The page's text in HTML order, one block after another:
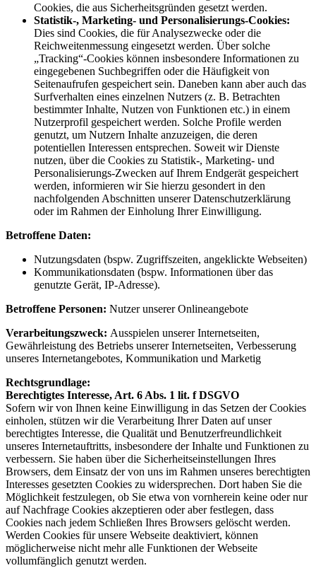
Cookies, die aus Sicherheitsgründen gesetzt werden.
Statistik-, Marketing- und Personalisierungs-Cookies:
Dies sind Cookies, die für Analysezwecke oder die
Reichweitenmessung eingesetzt werden. Über solche
„Tracking“-Cookies können insbesondere Informationen zu
eingegebenen Suchbegriffen oder die Häufigkeit von
Seitenaufrufen gespeichert sein. Daneben kann aber auch das
Surfverhalten eines einzelnen Nutzers (z. B. Betrachten
bestimmter Inhalte, Nutzen von Funktionen etc.) in einem
Nutzerprofil gespeichert werden. Solche Profile werden
genutzt, um Nutzern Inhalte anzuzeigen, die deren
potentiellen Interessen entsprechen. Soweit wir Dienste
nutzen, über die Cookies zu Statistik-, Marketing- und
Personalisierungs-Zwecken auf Ihrem Endgerät gespeichert
werden, informieren wir Sie hierzu gesondert in den
nachfolgenden Abschnitten unserer Datenschutzerklärung
oder im Rahmen der Einholung Ihrer Einwilligung.
Betroffene Daten:
Nutzungsdaten (bspw. Zugriffszeiten, angeklickte Webseiten)
Kommunikationsdaten (bspw. Informationen über das
genutzte Gerät, IP-Adresse).
Betroffene Personen: Nutzer unserer Onlineangebote
Verarbeitungszweck: Ausspielen unserer Internetseiten,
Gewährleistung des Betriebs unserer Internetseiten, Verbesserung
unseres Internetangebotes, Kommunikation und Marketig
Rechtsgrundlage:
Berechtigtes Interesse, Art. 6 Abs. 1 lit. f DSGVO
Sofern wir von Ihnen keine Einwilligung in das Setzen der Cookies
einholen, stützen wir die Verarbeitung Ihrer Daten auf unser
berechtigtes Interesse, die Qualität und Benutzerfreundlichkeit
unseres Internetauftritts, insbesondere der Inhalte und Funktionen zu
verbessern. Sie haben über die Sicherheitseinstellungen Ihres
Browsers, dem Einsatz der von uns im Rahmen unseres berechtigten
Interesses gesetzten Cookies zu widersprechen. Dort haben Sie die
Möglichkeit festzulegen, ob Sie etwa von vornherein keine oder nur
auf Nachfrage Cookies akzeptieren oder aber festlegen, dass
Cookies nach jedem Schließen Ihres Browsers gelöscht werden.
Werden Cookies für unsere Webseite deaktiviert, können
möglicherweise nicht mehr alle Funktionen der Webseite
vollumfänglich genutzt werden.